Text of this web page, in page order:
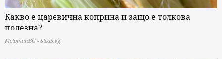
Какво е царевична коприна и защо е толкова
полезна?
MelomanBG - Sled5.bg